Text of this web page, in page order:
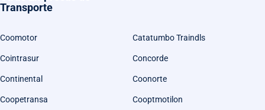
Transporte
Coomotor Catatumbo Traindls
Cointrasur Concorde
Continental Coonorte
Coopetransa Cooptmotilon